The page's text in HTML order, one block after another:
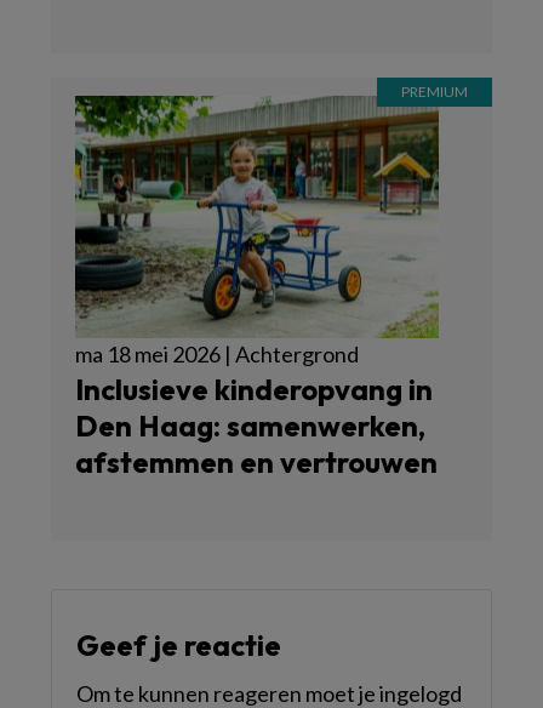
ma 18 mei 2026 | Achtergrond
Inclusieve kinderopvang in
Den Haag: samenwerken,
afstemmen en vertrouwen
Geef je reactie
Om te kunnen reageren moet je ingelogd